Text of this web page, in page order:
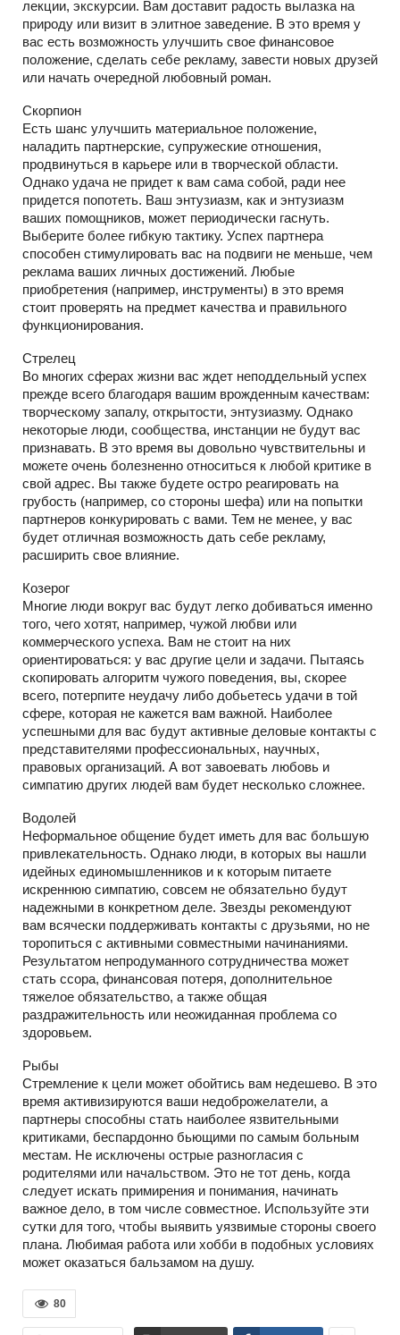
лекции, экскурсии. Вам доставит радость вылазка на
природу или визит в элитное заведение. В это время у
вас есть возможность улучшить свое финансовое
положение, сделать себе рекламу, завести новых друзей
или начать очередной любовный роман.
Скорпион
Есть шанс улучшить материальное положение,
наладить партнерские, супружеские отношения,
продвинуться в карьере или в творческой области.
Однако удача не придет к вам сама собой, ради нее
придется попотеть. Ваш энтузиазм, как и энтузиазм
ваших помощников, может периодически гаснуть.
Выберите более гибкую тактику. Успех партнера
способен стимулировать вас на подвиги не меньше, чем
реклама ваших личных достижений. Любые
приобретения (например, инструменты) в это время
стоит проверять на предмет качества и правильного
функционирования.
Стрелец
Во многих сферах жизни вас ждет неподдельный успех
прежде всего благодаря вашим врожденным качествам:
творческому запалу, открытости, энтузиазму. Однако
некоторые люди, сообщества, инстанции не будут вас
признавать. В это время вы довольно чувствительны и
можете очень болезненно относиться к любой критике в
свой адрес. Вы также будете остро реагировать на
грубость (например, со стороны шефа) или на попытки
партнеров конкурировать с вами. Тем не менее, у вас
будет отличная возможность дать себе рекламу,
расширить свое влияние.
Козерог
Многие люди вокруг вас будут легко добиваться именно
того, чего хотят, например, чужой любви или
коммерческого успеха. Вам не стоит на них
ориентироваться: у вас другие цели и задачи. Пытаясь
скопировать алгоритм чужого поведения, вы, скорее
всего, потерпите неудачу либо добьетесь удачи в той
сфере, которая не кажется вам важной. Наиболее
успешными для вас будут активные деловые контакты с
представителями профессиональных, научных,
правовых организаций. А вот завоевать любовь и
симпатию других людей вам будет несколько сложнее.
Водолей
Неформальное общение будет иметь для вас большую
привлекательность. Однако люди, в которых вы нашли
идейных единомышленников и к которым питаете
искреннюю симпатию, совсем не обязательно будут
надежными в конкретном деле. Звезды рекомендуют
вам всячески поддерживать контакты с друзьями, но не
торопиться с активными совместными начинаниями.
Результатом непродуманного сотрудничества может
стать ссора, финансовая потеря, дополнительное
тяжелое обязательство, а также общая
раздражительность или неожиданная проблема со
здоровьем.
Рыбы
Стремление к цели может обойтись вам недешево. В это
время активизируются ваши недоброжелатели, а
партнеры способны стать наиболее язвительными
критиками, беспардонно бьющими по самым больным
местам. Не исключены острые разногласия с
родителями или начальством. Это не тот день, когда
следует искать примирения и понимания, начинать
важное дело, в том числе совместное. Используйте эти
сутки для того, чтобы выявить уязвимые стороны своего
плана. Любимая работа или хобби в подобных условиях
может оказаться бальзамом на душу.
80